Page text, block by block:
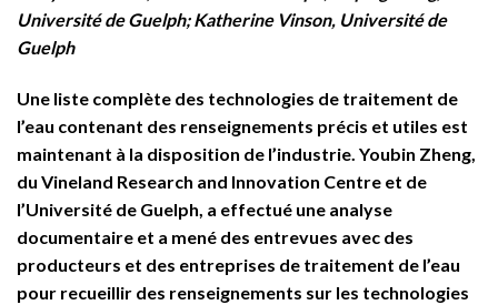
Université de Guelph; Katherine Vinson, Université de
Guelph
Une liste complète des technologies de traitement de
l’eau contenant des renseignements précis et utiles est
maintenant à la disposition de l’industrie. Youbin Zheng,
du Vineland Research and Innovation Centre et de
l’Université de Guelph, a effectué une analyse
documentaire et a mené des entrevues avec des
producteurs et des entreprises de traitement de l’eau
pour recueillir des renseignements sur les technologies